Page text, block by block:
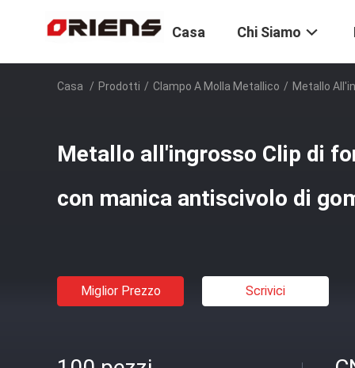
Casa Chi Siamo
Casa / Prodotti / Clampo A Molla Metallico / Metallo
Metallo all'ingrosso Clip di
con manica antiscivolo di
Miglior Prezzo Scrivici